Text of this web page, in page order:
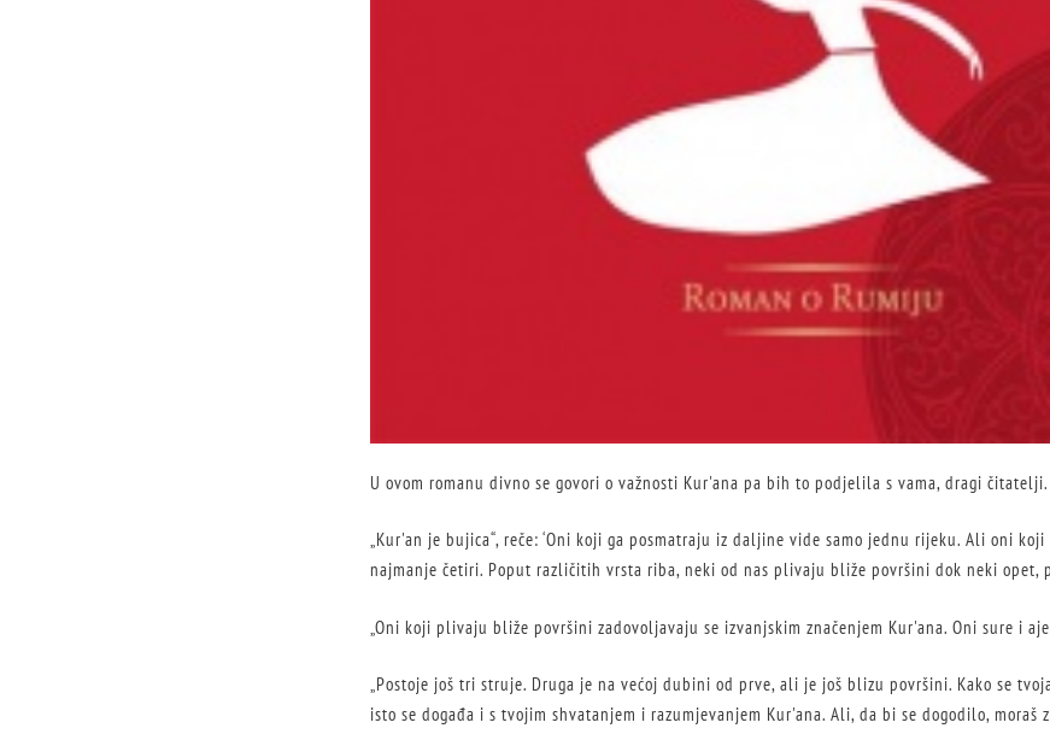
U ovom romanu divno se govori o važnosti Kur'ana pa bih to podjelila s vama, dragi čitatelji.
„Kur'an je bujica“, reče: ‘Oni koji ga posmatraju iz daljine vide samo jednu rijeku. Ali oni
najmanje četiri. Poput različitih vrsta riba, neki od nas plivaju bliže površini dok neki opet,
„Oni koji plivaju bliže površini zadovoljavaju se izvanjskim značenjem Kur'ana. Oni sure i
„Postoje još tri struje. Druga je na većoj dubini od prve, ali je još blizu površini. Kako se
isto se događa i s tvojim shvatanjem i razumjevanjem Kur'ana. Ali, da bi se dogodilo, moraš